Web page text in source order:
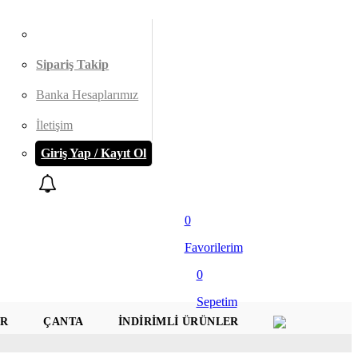
Sipariş Takip
Banka Hesaplarımız
İletişim
Giriş Yap / Kayıt Ol
0
Favorilerim
0
Sepetim
ÇANTA
İNDIRIMLI ÜRÜNLER